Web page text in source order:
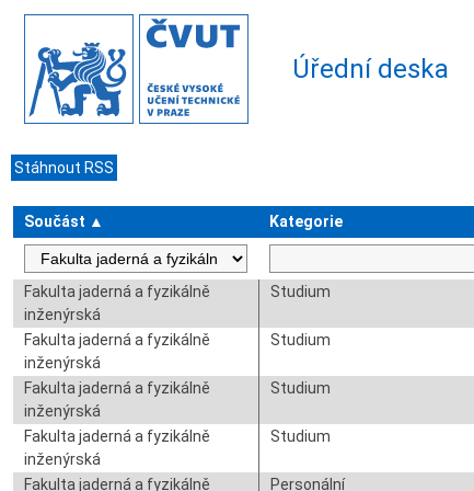
Úřední deska
Stáhnout RSS
Součást ▲ Kategorie
Fakulta jaderná a fyzikálně
inženýrská
Studium
Fakulta jaderná a fyzikálně
inženýrská
Studium
Fakulta jaderná a fyzikálně
inženýrská
Studium
Fakulta jaderná a fyzikálně
inženýrská
Studium
Fakulta jaderná a fyzikálně
Personální